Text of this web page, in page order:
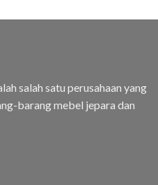
salah satu perusahaan yang
barang mebel jepara dan